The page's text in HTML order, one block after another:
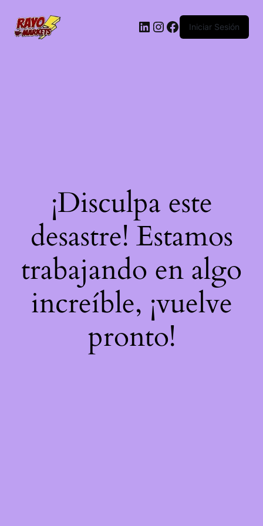
LinkedIn
Instagram
Facebook
Iniciar Sesión
¡Disculpa este
desastre! Estamos
trabajando en algo
increíble, ¡vuelve
pronto!